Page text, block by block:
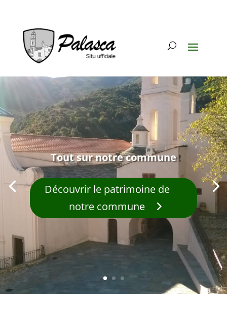
Tout sur notre commune
Découvrir le patrimoine de
notre commune